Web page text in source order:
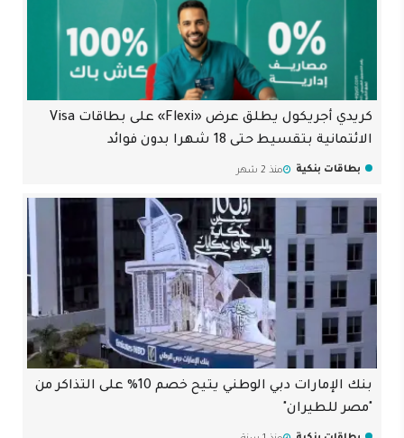
كريدي أجريكول يطلق عرض «Flexi» على بطاقات Visa
الائتمانية بتقسيط حتى 18 شهرا بدون فوائد
بطاقات بنكية منذ 2 شهر
بنك الإمارات دبي الوطني يتيح خصم 10% على التذاكر من
"مصر للطيران"